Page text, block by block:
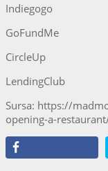
Indiegogo
GoFundMe
CircleUp
LendingClub
Sursa: https://
opening-a-